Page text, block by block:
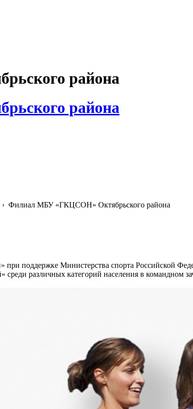
района
района
› Филиал МБУ «ГКЦСОН» Октябрьского района
при поддержке Министерства спорта Российской
различных категорий населения в командном